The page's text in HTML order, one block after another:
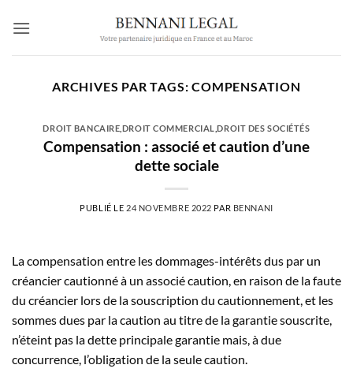
ARCHIVES PAR TAGS:COMPENSATION
DROIT BANCAIRE DROIT COMMERCIAL ,DROIT DES SOCIÉTÉS
Compensation : associé et caution d’une
dette sociale
PUBLIÉ LE 24 NOVEMBRE 2022 PAR BENNANI
La compensation entre les dommages-intérêts dus par un
créancier cautionné à un associé caution, en raison de la faute
du créancier lors de la souscription du cautionnement, et les
sommes dues par la caution au titre de la garantie souscrite,
n’éteint pas la dette principale garantie mais, à due
concurrence, l’obligation de la seule caution.